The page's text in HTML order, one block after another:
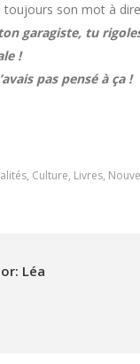
son mot à
garagiste, tu
!
pas pensé à ça !
, Culture, Livres,
Léa